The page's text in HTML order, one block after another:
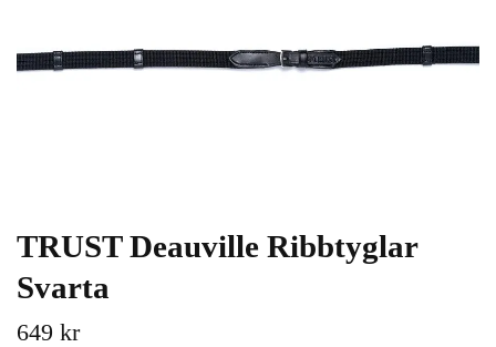
TRUST Deauville Ribbtyglar
Svarta
649 kr